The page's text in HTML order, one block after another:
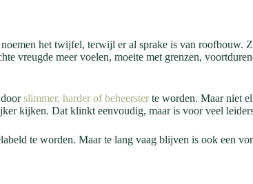
het twijfel, terwijl er al sprake is van roofbouw.
vreugde meer voelen, moeite met grenzen,
slimmer, harder of beheerster te worden. Maar niet
kijken. Dat klinkt eenvoudig, maar is voor veel
te worden. Maar te lang vaag blijven is ook een